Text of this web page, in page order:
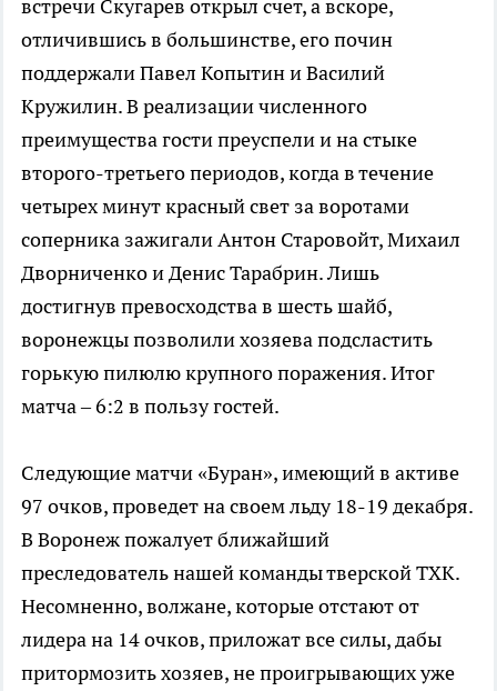
встречи Скугарев открыл счет, а вскоре,
отличившись в большинстве, его почин
поддержали Павел Копытин и Василий
Кружилин. В реализации численного
преимущества гости преуспели и на стыке
второго-третьего периодов, когда в течение
четырех минут красный свет за воротами
соперника зажигали Антон Старовойт, Михаил
Дворниченко и Денис Тарабрин. Лишь
достигнув превосходства в шесть шайб,
воронежцы позволили хозяева подсластить
горькую пилюлю крупного поражения. Итог
матча – 6:2 в пользу гостей.
Следующие матчи «Буран», имеющий в активе
97 очков, проведет на своем льду 18-19 декабря.
В Воронеж пожалует ближайший
преследователь нашей команды тверской ТХК.
Несомненно, волжане, которые отстают от
лидера на 14 очков, приложат все силы, дабы
притормозить хозяев, не проигрывающих уже